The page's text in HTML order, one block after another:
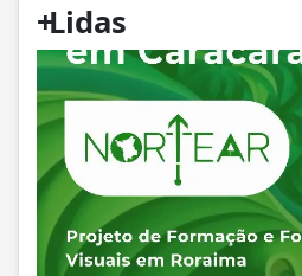
+
Lidas